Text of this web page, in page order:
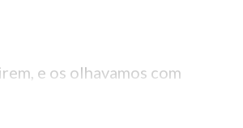
e os olhavamos com